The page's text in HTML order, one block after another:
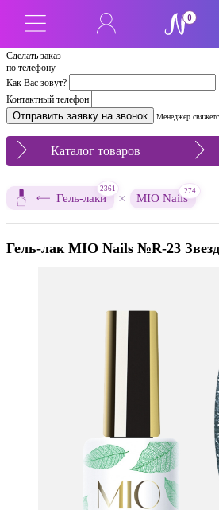
Сделать заказ
по телефону
Как Вас зовут?
Контактный телефон
Менеджер
0
Каталог товаров
Гель-лаки
2361
× MIO Nails
274
Гель-лак MIO Nails №R-23